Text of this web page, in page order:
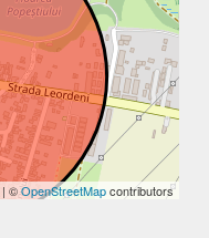
| ©OpenStreetMapcontributors